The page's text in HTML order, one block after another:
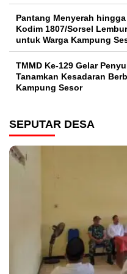
Pantang Menyerah
Kodim 1807/Sorsel
untuk Warga Kampung
TMMD Ke-129 Gelar
Tanamkan Kesadaran
Kampung Sesor
SEPUTAR DESA